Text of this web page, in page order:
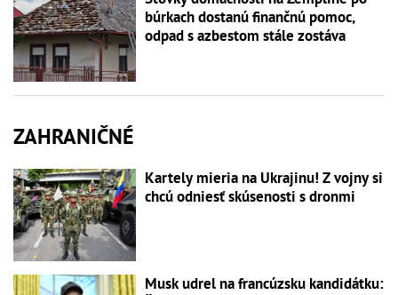
búrkach dostanú finančnú pomoc,
odpad s azbestom stále zostáva
ZAHRANIČNÉ
Kartely mieria na Ukrajinu! Z vojny si
chcú odniesť skúsenosti s dronmi
Musk udrel na francúzsku kandidátku: